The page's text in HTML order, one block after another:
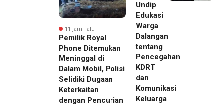
11 jam lalu
Pemilik Royal
Phone Ditemukan
Meninggal di
Dalam Mobil, Polisi
Selidiki Dugaan
Keterkaitan
dengan Pencurian
Undip
Edukasi
Warga
Dalangan
tentang
Pencegahan
KDRT
dan
Komunikasi
Keluarga